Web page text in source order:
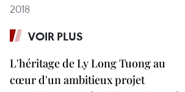
2018
VOIR PLUS
L'héritage de Ly Long Tuong au
cœur d'un ambitieux projet